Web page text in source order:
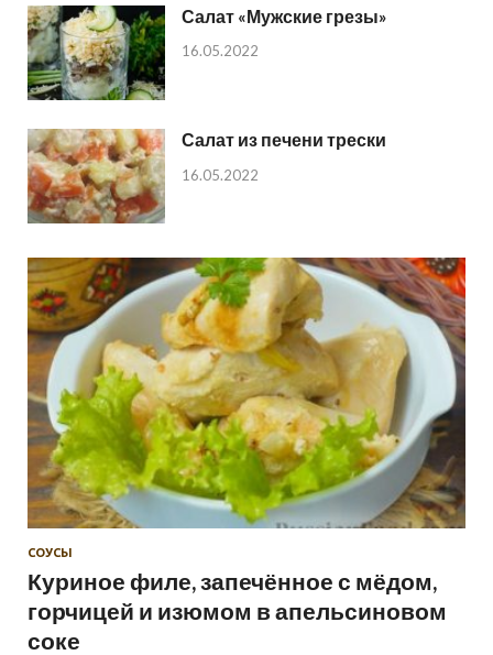
Салат «Мужские грезы»
16.05.2022
Салат из печени трески
16.05.2022
СОУСЫ
Куриное филе, запечённое с мёдом,
горчицей и изюмом в апельсиновом
соке